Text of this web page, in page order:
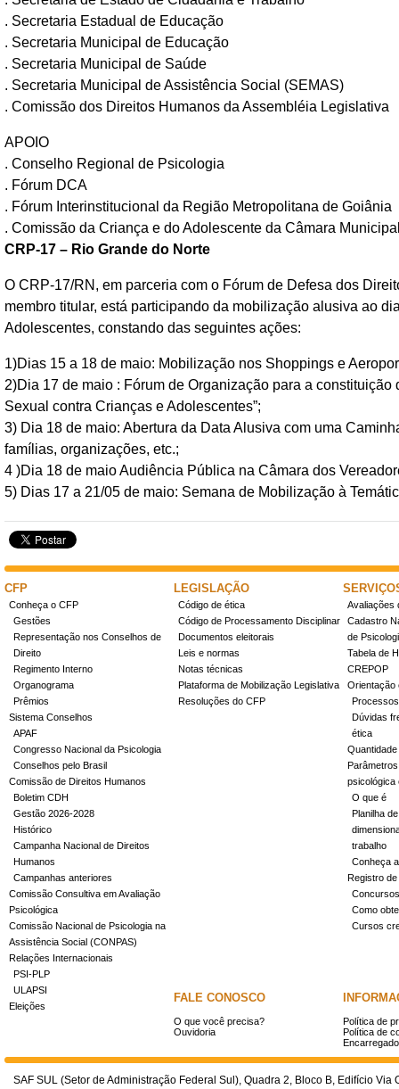
. Secretaria Estadual de Educação
. Secretaria Municipal de Educação
. Secretaria Municipal de Saúde
. Secretaria Municipal de Assistência Social (SEMAS)
. Comissão dos Direitos Humanos da Assembléia Legislativa
APOIO
. Conselho Regional de Psicologia
. Fórum DCA
. Fórum Interinstitucional da Região Metropolitana de Goiânia
. Comissão da Criança e do Adolescente da Câmara
CRP-17 – Rio Grande do Norte
O CRP-17/RN, em parceria com o Fórum de Defesa dos
membro titular, está participando da mobilização alusiva ao
Adolescentes, constando das seguintes ações:
1)Dias 15 a 18 de maio: Mobilização nos Shoppings e
2)Dia 17 de maio : Fórum de Organização para a
Sexual contra Crianças e Adolescentes”;
3) Dia 18 de maio: Abertura da Data Alusiva com uma
famílias, organizações, etc.;
4 )Dia 18 de maio Audiência Pública na Câmara dos
5) Dias 17 a 21/05 de maio: Semana de Mobilização à
CFP
Conheça o CFP
Gestões
Representação nos Conselhos de
Direito
Regimento Interno
Organograma
Prêmios
Sistema Conselhos
APAF
Congresso Nacional da Psicologia
Conselhos pelo Brasil
Comissão de Direitos Humanos
Boletim CDH
Gestão 2026-2028
Histórico
Campanha Nacional de Direitos
Humanos
Campanhas anteriores
Comissão Consultiva em Avaliação
Psicológica
Comissão Nacional de Psicologia na
Assistência Social (CONPAS)
Relações Internacionais
PSI-PLP
ULAPSI
Eleições
LEGISLAÇÃO
Código de ética
Código de Processamento Disciplinar
Documentos eleitorais
Leis e normas
Notas técnicas
Plataforma de Mobilização Legislativa
Resoluções do CFP
Avaliações
Cadastro
de
Tabela de
CREPOP
Orientação
Dúvidas
ética
psicológica
O que é
Planilha
trabalho
Conheça
Registro
Concursos
Como
Cursos
FALE CONOSCO
O que você precisa?
Ouvidoria
Política de
Política de
SAF SUL (Setor de Administração Federal Sul), Quadra 2, Bloco B, Edifício